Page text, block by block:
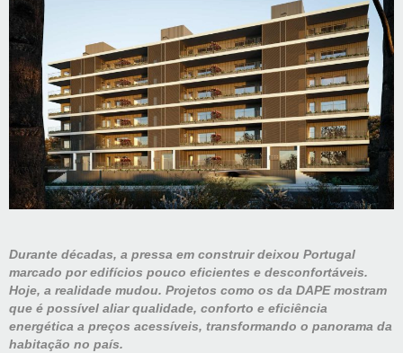
Durante décadas, a pressa em construir deixou Portugal
marcado por edifícios pouco eficientes e desconfortáveis.
Hoje, a realidade mudou. Projetos como os da DAPE mostram
que é possível aliar qualidade, conforto e eficiência
energética a preços acessíveis, transformando o panorama da
habitação no país.